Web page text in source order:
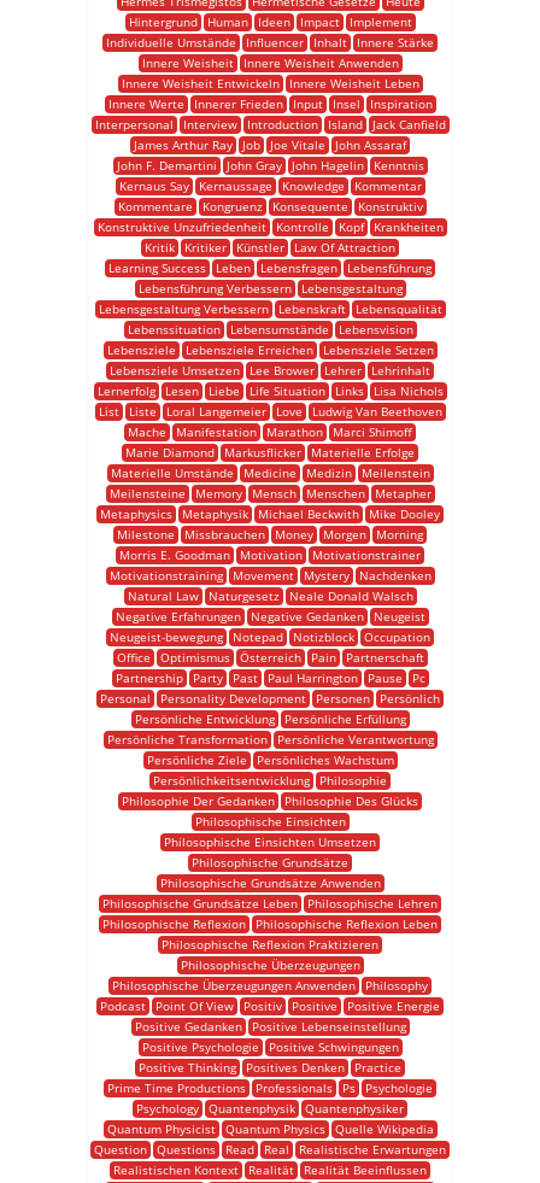
Hintergrund
Human Ideen Impact
Implement
Individuelle Umstände
Influencer Inhalt
Innere Stärke
Innere Weisheit
Innere Weisheit Anwenden
Innere Weisheit Entwickeln
Innere Weisheit Leben
Innere Werte
Innerer Frieden Input Insel
Inspiration
Interpersonal
Interview Introduction Island
Jack Canfield
James Arthur Ray
Job Joe Vitale
John Assaraf
John F. Demartini
John Gray John Hagelin
Kenntnis
Kernaus Say
Kernaussage Knowledge
Kommentar
Kommentare
Kongruenz Konsequente
Konstruktiv
Konstruktive Unzufriedenheit
Kontrolle Kopf
Krankheiten
Kritik
Kritiker Künstler
Law Of Attraction
Learning Success
Leben Lebensfragen
Lebensführung
Lebensführung Verbessern
Lebensgestaltung
Lebensgestaltung Verbessern
Lebenskraft
Lebensqualität
Lebenssituation
Lebensumstände
Lebensvision
Lebensziele
Lebensziele Erreichen
Lebensziele Setzen
Lebensziele Umsetzen
Lee Brower Lehrer
Lehrinhalt
Lernerfolg
Lesen Liebe Life Situation Links
Lisa Nichols
List
Liste Loral Langemeier Love
Ludwig Van Beethoven
Mache
Manifestation Marathon
Marci Shimoff
Marie Diamond
Markusflicker
Materielle Erfolge
Materielle Umstände
Medicine Medizin
Meilenstein
Meilensteine
Memory Mensch Menschen
Metapher
Metaphysics
Metaphysik Michael Beckwith
Mike Dooley
Milestone
Missbrauchen Money Morgen
Morning
Morris E. Goodman
Motivation
Motivationstrainer
Motivationstraining
Movement Mystery
Nachdenken
Natural Law
Naturgesetz
Neale Donald Walsch
Negative Erfahrungen
Negative Gedanken
Neugeist
Neugeist-bewegung
Notepad Notizblock Occupation
Office
Optimismus Österreich Pain
Partnerschaft
Partnership
Party Past Paul Harrington Pause
Pc
Personal
Personality Development Personen
Persönlich
Persönliche Entwicklung
Persönliche Erfüllung
Persönliche Transformation
Persönliche Verantwortung
Persönliche Ziele
Persönliches Wachstum
Persönlichkeitsentwicklung
Philosophie
Philosophie Der Gedanken
Philosophie Des Glücks
Philosophische Einsichten
Philosophische Einsichten Umsetzen
Philosophische Grundsätze
Philosophische Grundsätze Anwenden
Philosophische Grundsätze Leben
Philosophische Lehren
Philosophische Reflexion
Philosophische Reflexion Leben
Philosophische Reflexion Praktizieren
Philosophische Überzeugungen
Philosophische Überzeugungen Anwenden
Philosophy
Podcast
Point Of View Positiv Positive
Positive Energie
Positive Gedanken
Positive Lebenseinstellung
Positive Psychologie
Positive Schwingungen
Positive Thinking
Positives Denken
Practice
Prime Time Productions
Professionals Ps
Psychologie
Psychology Quantenphysik Quantenphysiker
Quantum Physicist
Quantum Physics
Quelle Wikipedia
Question Questions Read Real
Realistische Erwartungen
Realistischen Kontext
Realität
Realität Beeinflussen